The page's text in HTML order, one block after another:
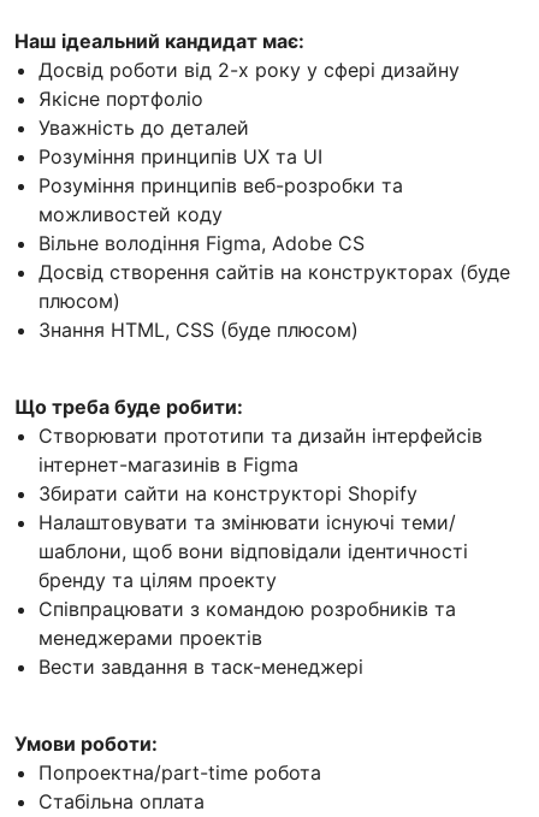
Наш ідеальний кандидат має:
Досвід роботи від 2-х року у сфері дизайну
Якісне портфоліо
Уважність до деталей
Розуміння принципів UX та UI
Розуміння принципів веб-розробки та
можливостей коду
Вільне володіння Figma, Adobe CS
Досвід створення сайтів на конструкторах (буде
плюсом)
Знання HTML, CSS (буде плюсом)
Що треба буде робити:
Створювати прототипи та дизайн інтерфейсів
інтернет-магазинів в Figma
Збирати сайти на конструкторі Shopify
Налаштовувати та змінювати існуючі теми/
шаблони, щоб вони відповідали ідентичності
бренду та цілям проекту
Співпрацювати з командою розробників та
менеджерами проектів
Вести завдання в таск-менеджері
Умови роботи:
Попроектна/part-time робота
Стабільна оплата